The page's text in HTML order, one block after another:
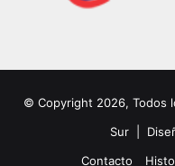
© Copyright 2026, Todos
Sur |
Contacto